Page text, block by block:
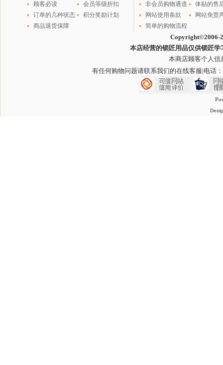
顾客必读
会员等级折扣
订单的几种状态
积分奖励计划
商品退货保障
非会员购物通道
体贴的售
网站使用条款
网站免责
简单的购物流程
Copyright©2006-
本店经营的锁匠用品仅供锁匠
本商店顾客个人信
有任何购物问题请联系我们的在线客服|电话：